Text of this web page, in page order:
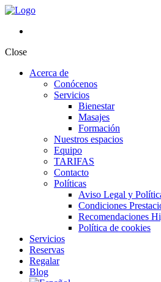
Close
Acerca de
Conócenos
Servicios
Bienestar
Masajes
Formación
Nuestros espacios
Equipo
TARIFAS
Contacto
Políticas
Aviso Legal y
Condiciones
Recomendaciones
Política de cookies
Servicios
Reservas
Regalar
Blog